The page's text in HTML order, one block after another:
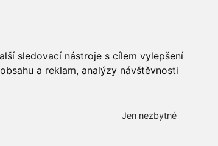
sledovací nástroje s cílem vylepšení
a reklam, analýzy návštěvnosti
Jen nezbytné
profesionální webové stránky: triangl web